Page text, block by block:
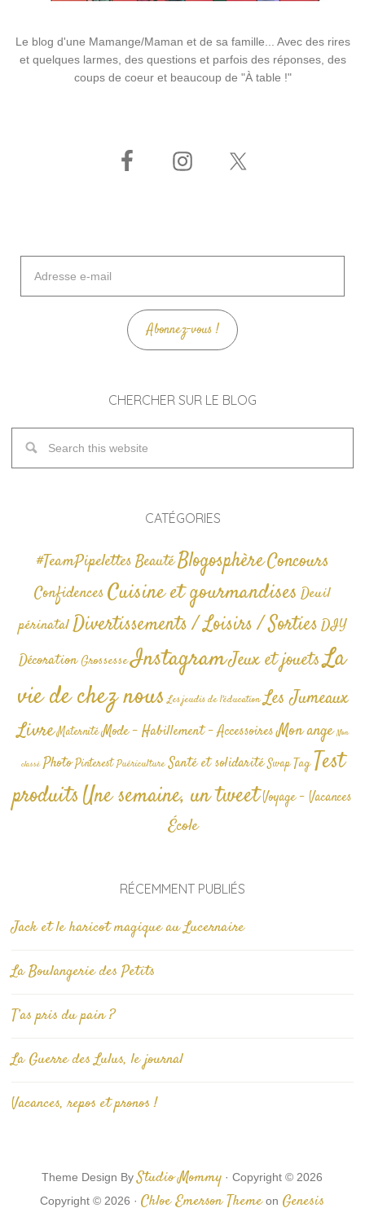
Le blog d'une Mamange/Maman et de sa famille... Avec des rires
et quelques larmes, des questions et parfois des réponses, des
coups de coeur et beaucoup de "À table !"
mail
Abonnez-vous !
CHERCHER SUR LE BLOG
CATÉGORIES
#TeamPipelettesBeautéBlogosphèreConcours
Confidences Cuisine et gourmandises Deuil
périnatalDivertissements / Loisirs / SortiesDIY
Décoration GrossesseInstagramJeux et jouetsLa
vie de chez nous Les jeudis de l'éducation Les Jumeaux
Livre Maternité Mode - Habillement - AccessoiresMon ange Non
classé Photo Pinterest Puériculture Santé et solidarité Swap TagTest
produitsUne semaine, un tweetVoyage - Vacances
École
RÉCEMMENT PUBLIÉS
Jack et le haricot magique au Lucernaire
La Boulangerie des Petits
T’as pris du pain ?
La Guerre des Lulus, le journal
Vacances, repos et pronos !
Theme Design ByStudio Mommy · Copyright © 2026
Copyright © 2026 ·Chloe Emerson Themeon Genesis